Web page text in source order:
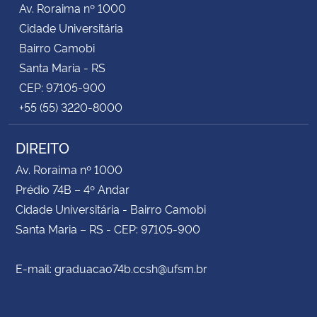
Secretaria-Geral
Secretaria de Governo
Gabinete de Segurança Institucional
Advocacia-Geral da União
Av. Roraima nº 1000
Cidade Universitária
Bairro Camobi
Santa Maria - RS
CEP: 97105-900
+55 (55) 3220-8000
DIREITO
Av. Roraima nº 1000
Prédio 74B – 4º Andar
Cidade Universitária - Bairro Camobi
Santa Maria – RS - CEP: 97105-900
E-mail: graduacao74b.ccsh@ufsm.br